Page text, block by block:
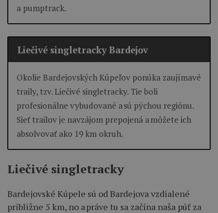
a pumptrack.
Liečivé singletracky Bardejov
Okolie Bardejovských Kúpeľov ponúka zaujímavé
traily, tzv. Liečivé singletracky. Tie boli
profesionálne vybudované a sú pýchou regiónu.
Sieť trailov je navzájom prepojená a môžete ich
absolvovať ako 19 km okruh.
Liečivé singletracky
Bardejovské Kúpele sú od Bardejova vzdialené
približne 5 km, no a práve tu sa začína naša púť za